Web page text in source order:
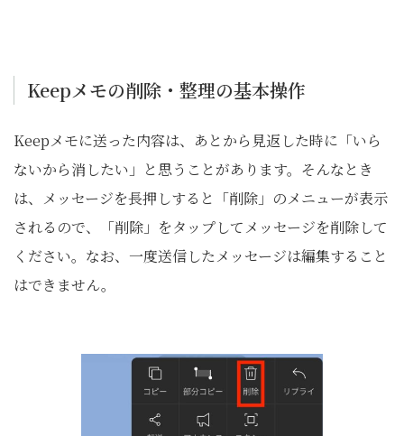
Keepメモの削除・整理の基本操作
Keepメモに送った内容は、あとから見返した時に「いら
ないから消したい」と思うことがあります。そんなとき
は、メッセージを長押しすると「削除」のメニューが表示
されるので、「削除」をタップしてメッセージを削除して
ください。なお、一度送信したメッセージは編集すること
はできません。